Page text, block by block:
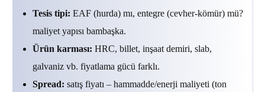
Tesis tipi: EAF (hurda) mı, entegre (cevher-kömür) mü?
maliyet yapısı bambaşka.
Ürün karması: HRC, billet, inşaat demiri, slab,
galvaniz vb. fiyatlama gücü farklı.
Spread: satış fiyatı – hammadde/enerji maliyeti (ton